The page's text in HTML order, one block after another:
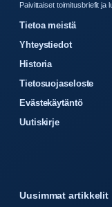
Paivittaiset toimitusbriefit ja
Tietoa meistä
Yhteystiedot
Historia
Tietosuojaseloste
Evästekäytäntö
Uutiskirje
Uusimmat artikkelit